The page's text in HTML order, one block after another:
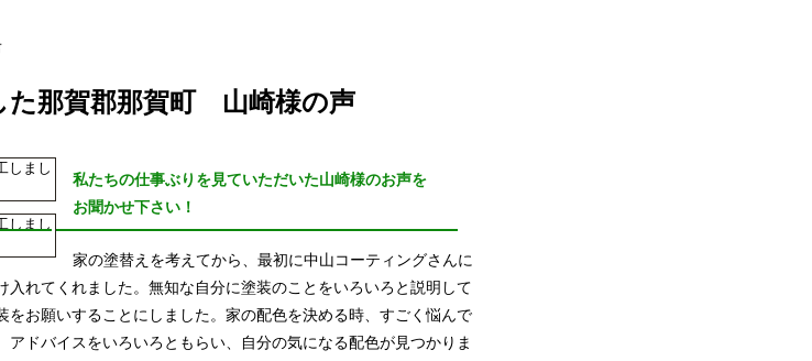
た那賀郡那賀町 山崎様の声
私たちの仕事ぶりを見ていただいた山崎様のお声を
お聞かせ下さい！
家の塗替えを考えてから、最初に中山コーティングさんに
れてくれました。無知な自分に塗装のことをいろいろと説明して
お願いすることにしました。家の配色を決める時、すごく悩んで
ドバイスをいろいろともらい、自分の気になる配色が見つかりま